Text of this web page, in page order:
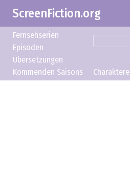
ScreenFiction.org
Fernsehserien
Episoden
Übersetzungen
Kommenden Saisons
Charaktere